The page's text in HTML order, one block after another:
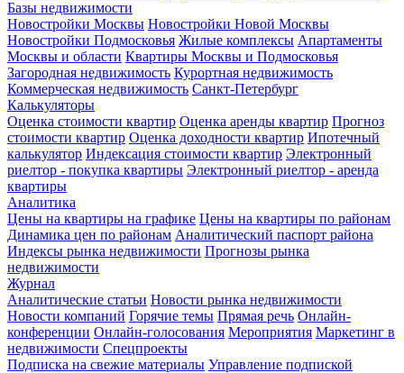
Базы недвижимости
Новостройки Москвы Новостройки Новой Москвы
Новостройки Подмосковья Жилые комплексы Апартаменты
Москвы и области Квартиры Москвы и Подмосковья
Загородная недвижимость Курортная недвижимость
Коммерческая недвижимость Санкт-Петербург
Калькуляторы
Оценка стоимости квартир Оценка аренды квартир Прогноз
стоимости квартир Оценка доходности квартир Ипотечный
калькулятор Индексация стоимости квартир Электронный
риелтор - покупка квартиры Электронный риелтор - аренда
квартиры
Аналитика
Цены на квартиры на графике Цены на квартиры по районам
Динамика цен по районам Аналитический паспорт района
Индексы рынка недвижимости Прогнозы рынка
недвижимости
Журнал
Аналитические статьи Новости рынка недвижимости
Новости компаний Горячие темы Прямая речь Онлайн-
конференции Онлайн-голосования Мероприятия Маркетинг в
недвижимости Спецпроекты
Подписка на свежие материалы Управление подпиской